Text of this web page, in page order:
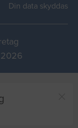
Din data skyddas